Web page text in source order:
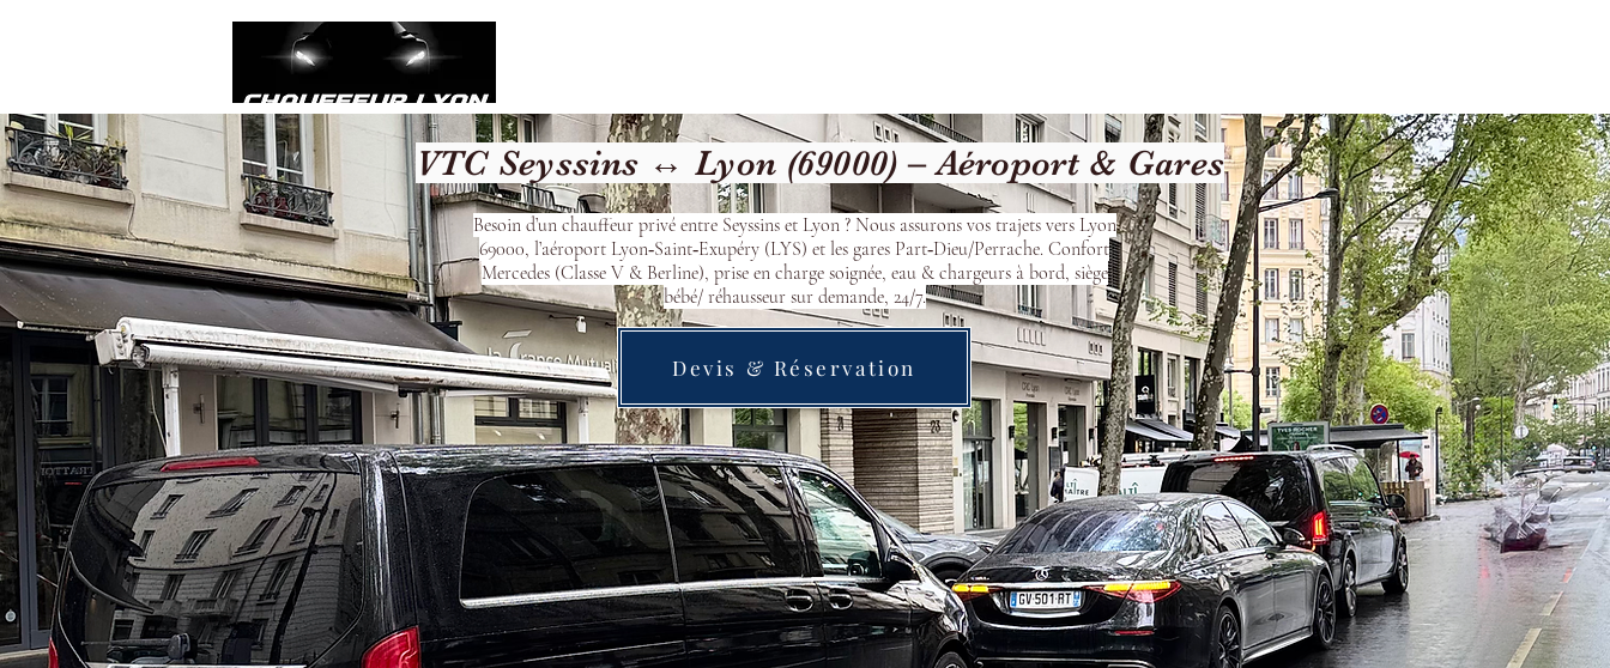
VTC Seyssins ↔ Lyon (69000) – Aéroport & Gares
Besoin d’un chauffeur privé entre Seyssins et Lyon ? Nous assurons vos trajets vers Lyon
69000, l’aéroport Lyon‑Saint‑Exupéry (LYS) et les gares Part‑Dieu/Perrache. Confort
Mercedes (Classe V & Berline), prise en charge soignée, eau & chargeurs à bord, siège
bébé/ réhausseur sur demande, 24/7.
Devis & Réservation